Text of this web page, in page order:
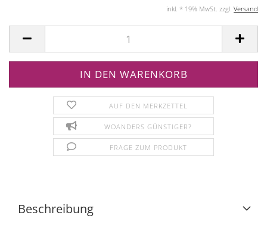
inkl. * 19% MwSt. zzgl. Versand
AUF DEN MERKZETTEL
WOANDERS GÜNSTIGER?
FRAGE ZUM PRODUKT
Beschreibung